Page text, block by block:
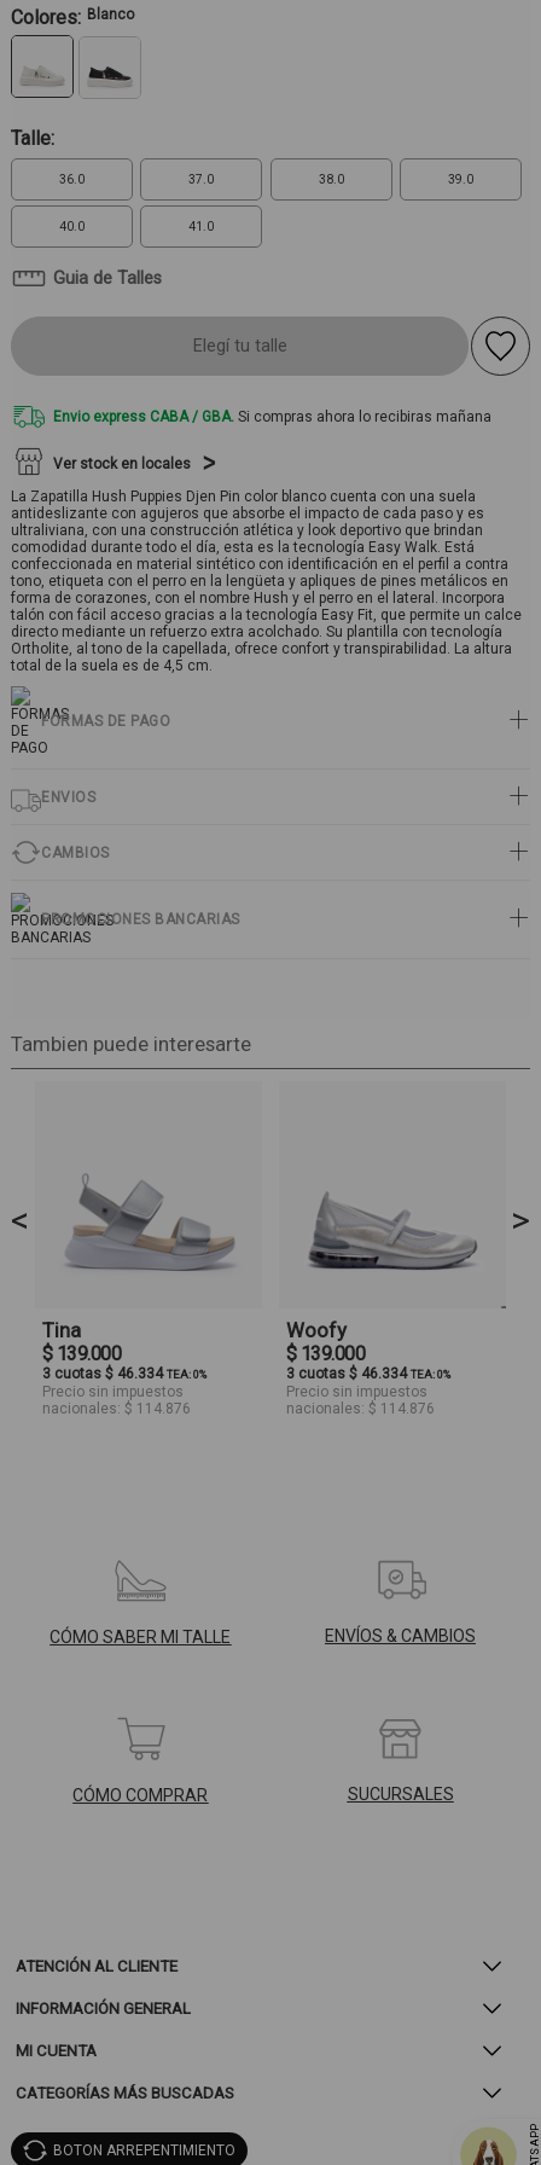
Colores: Blanco
Talle:
36.0 37.0 38.0 39.0
40.0 41.0
Guia de Talles
Elegí tu talle
Envio express CABA / GBA. Si compras ahora lo recibiras mañana
Ver stock en locales
La Zapatilla Hush Puppies Djen Pin color blanco cuenta con una suela
antideslizante con agujeros que absorbe el impacto de cada paso y es
ultraliviana, con una construcción atlética y look deportivo que brindan
comodidad durante todo el día, esta es la tecnología Easy Walk. Está
confeccionada en material sintético con identificación en el perfil a contra
tono, etiqueta con el perro en la lengüeta y apliques de pines metálicos en
forma de corazones, con el nombre Hush y el perro en el lateral. Incorpora
talón con fácil acceso gracias a la tecnología Easy Fit, que permite un calce
directo mediante un refuerzo extra acolchado. Su plantilla con tecnología
Ortholite, al tono de la capellada, ofrece confort y transpirabilidad. La altura
total de la suela es de 4,5 cm.
FORMAS DE PAGO
ENVIOS
CAMBIOS
PROMOCIONES BANCARIAS
Tambien puede interesarte
<
Tina
$ 139.000
3 cuotas $ 46.334TEA: 0%
Precio sin impuestos
nacionales: $ 114.876
Woofy
$ 139.000
3 cuotas $ 46.334TEA: 0%
Precio sin impuestos
nacionales: $ 114.876
>
CÓMO SABER MI TALLE ENVÍOS & CAMBIOS
CÓMO COMPRAR SUCURSALES
ATENCIÓN AL CLIENTE
INFORMACIÓN GENERAL
MI CUENTA
CATEGORÍAS MÁS BUSCADAS
BOTON ARREPENTIMIENTO